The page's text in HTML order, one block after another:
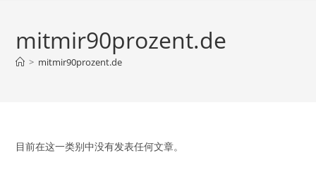
mitmir90prozent.de
> mitmir90prozent.de
目前在这一类别中没有发表任何文章。